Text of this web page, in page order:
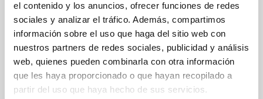
el contenido y los anuncios, ofrecer funciones de redes
sociales y analizar el tráfico. Además, compartimos
información sobre el uso que haga del sitio web con
nuestros partners de redes sociales, publicidad y análisis
web, quienes pueden combinarla con otra información
que les haya proporcionado o que hayan recopilado a
partir del uso que haya hecho de sus servicios.
MATERIAL DEL CUERPO DE BASE=ACERO
DIÁMETRO DEL PERNO=6 ROSCA=M10 D2=18 L1=20 L2=8
L3=17 CARRERA S=6 SW1=10
F X 30°=1,8
FUERZA DEL MUELLE INICIAL F1 APROX. N=8
FUERZA DEL MUELLE FINAL F2 APROX. N=15
PAR DE APRIETE MÁX. NM=15
Referencia: 03089-01206100